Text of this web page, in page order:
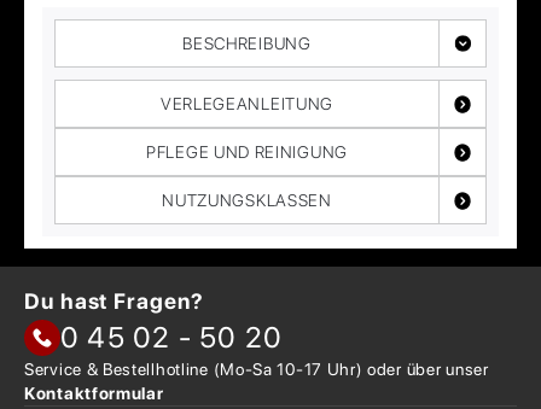
BESCHREIBUNG
VERLEGEANLEITUNG
PFLEGE UND REINIGUNG
NUTZUNGSKLASSEN
Du hast Fragen?
0 45 02 - 50 20
Service & Bestellhotline (Mo-Sa 10-17 Uhr) oder überunser
Kontaktformular